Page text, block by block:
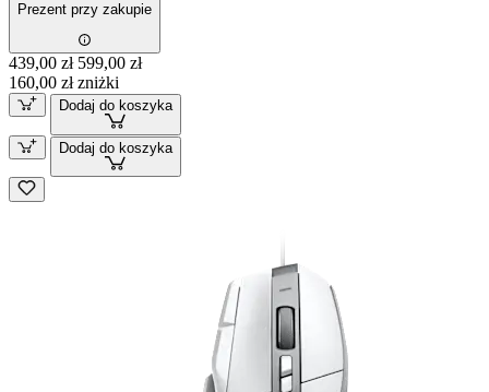
Prezent przy zakupie
439,00 zł 599,00 zł
160,00 zł zniżki
Dodaj do koszyka
Dodaj do koszyka